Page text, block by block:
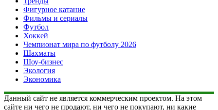
Фигурное катание
Фильмы и сериалы
Футбол
Хоккей
Чемпионат мира по футболу 2026
Шахматы
Шоу-бизнес
Экология
Экономика
Данный сайт не является коммерческим проектом. На этом
сайте ни чего не продают, ни чего не покупают, ни какие